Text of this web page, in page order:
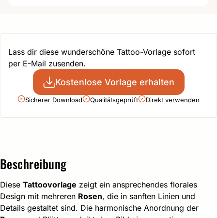
Lass dir diese wunderschöne Tattoo-Vorlage sofort
per E-Mail zusenden.
Kostenlose Vorlage erhalten
Sicherer Download Qualitätsgeprüft Direkt verwenden
Beschreibung
Diese Tattoovorlage zeigt ein ansprechendes florales
Design mit mehreren Rosen, die in sanften Linien und
Details gestaltet sind. Die harmonische Anordnung der